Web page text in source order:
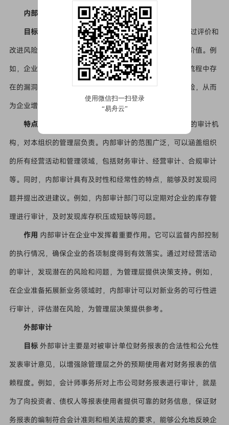
内部审计
目标内部审计的目标主要是帮助组织实现其目标，通过评价和
改进风险管理、控制和治理过程的有效性，帮助组织增加价值。例
如，企业内部审计部门通过对销售业务流程的审计，发现流程中存
在的漏洞，提出改进建议，以提高销售效率，降低经营风险，从而
为企业增加价值。
特点内部审计具有相对独立性，它是在组织内部设置的审计机
构，对本组织的管理层负责。内部审计的范围广泛，可以涵盖组织
的所有经营活动和管理领域，包括财务审计、经营审计、合规审计
等。同时，内部审计具有及时性和经常性的特点，能够及时发现问
题并提出改进建议。例如，内部审计部门可以定期对企业的库存管
理进行审计，及时发现库存积压或短缺等问题。
作用 内部审计在企业中发挥着重要作用。它可以监督内部控制
的执行情况，确保企业的各项制度得到有效落实。通过对经营活动
的审计，发现潜在的风险和问题，为管理层提供决策支持。例如，
在企业准备拓展新业务领域时，内部审计可以对新业务的可行性进
行审计，评估潜在风险，为管理层决策提供参考。
外部审计
目标外部审计主要是对被审计单位财务报表的合法性和公允性
发表审计意见，以增强除管理层之外的预期使用者对财务报表的信
赖程度。例如，会计师事务所对上市公司财务报表进行审计，就是
为了向投资者、债权人等报表使用者提供可靠的财务信息，保证财
务报表的编制符合会计准则和相关法规的要求，能够公允地反映企